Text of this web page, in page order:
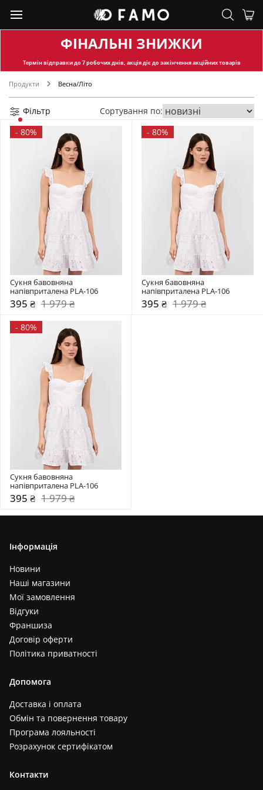
ФІНАЛЬНІ ЗНИЖКИ
Термін відправкидо 7 робочих днів, акція діє до закінчення акційних товарів
Продукти Весна/Літо
Фільтр
Сортування по:
- 80%
Сукня бавовняна
напівприталена PLA-106
395 ₴ 1 979 ₴
- 80%
Сукня бавовняна
напівприталена PLA-106
395 ₴ 1 979 ₴
- 80%
Сукня бавовняна
напівприталена PLA-106
395 ₴ 1 979 ₴
Інформація
Новини
Наші магазини
Мої замовлення
Відгуки
Франшиза
Договір оферти
Політика приватності
Допомога
Доставка і оплата
Обмін та повернення товару
Програма лояльності
Розрахунок сертифікатом
Контакти